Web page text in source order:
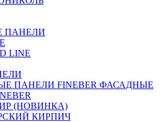
ПАНЕЛИ
LINE
ФАСАДНЫЕ
(НОВИНКА)
КИРПИЧ